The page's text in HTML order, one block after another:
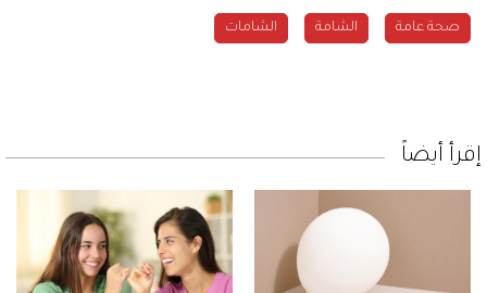
صحة عامة الشامة الشامات
إقرأ أيضاً